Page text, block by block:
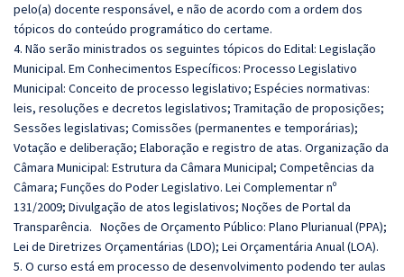
pelo(a) docente responsável, e não de acordo com a ordem dos
tópicos do conteúdo programático do certame.
4. Não serão ministrados os seguintes tópicos do Edital: Legislação
Municipal. Em Conhecimentos Específicos: Processo Legislativo
Municipal: Conceito de processo legislativo; Espécies normativas:
leis, resoluções e decretos legislativos; Tramitação de proposições;
Sessões legislativas; Comissões (permanentes e temporárias);
Votação e deliberação; Elaboração e registro de atas. Organização da
Câmara Municipal: Estrutura da Câmara Municipal; Competências da
Câmara; Funções do Poder Legislativo. Lei Complementar nº
131/2009; Divulgação de atos legislativos; Noções de Portal da
Transparência. Noções de Orçamento Público: Plano Plurianual (PPA);
Lei de Diretrizes Orçamentárias (LDO); Lei Orçamentária Anual (LOA).
5. O curso está em processo de desenvolvimento podendo ter aulas